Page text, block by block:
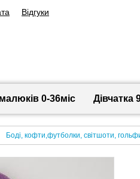
Відгуки
0-36міс Дівчатка
Боді, кофти,футболки, світшоти,